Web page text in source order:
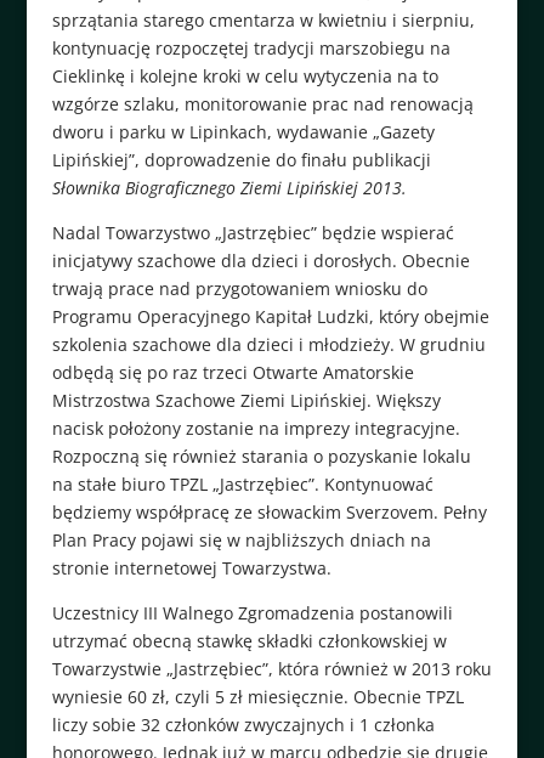
sprzątania starego cmentarza w kwietniu i sierpniu,
kontynuację rozpoczętej tradycji marszobiegu na
Cieklinkę i kolejne kroki w celu wytyczenia na to
wzgórze szlaku, monitorowanie prac nad renowacją
dworu i parku w Lipinkach, wydawanie „Gazety
Lipińskiej”, doprowadzenie do finału publikacji
Słownika Biograficznego Ziemi Lipińskiej 2013.
Nadal Towarzystwo „Jastrzębiec” będzie wspierać
inicjatywy szachowe dla dzieci i dorosłych. Obecnie
trwają prace nad przygotowaniem wniosku do
Programu Operacyjnego Kapitał Ludzki, który obejmie
szkolenia szachowe dla dzieci i młodzieży. W grudniu
odbędą się po raz trzeci Otwarte Amatorskie
Mistrzostwa Szachowe Ziemi Lipińskiej. Większy
nacisk położony zostanie na imprezy integracyjne.
Rozpoczną się również starania o pozyskanie lokalu
na stałe biuro TPZL „Jastrzębiec”. Kontynuować
będziemy współpracę ze słowackim Sverzovem. Pełny
Plan Pracy pojawi się w najbliższych dniach na
stronie internetowej Towarzystwa.
Uczestnicy III Walnego Zgromadzenia postanowili
utrzymać obecną stawkę składki członkowskiej w
Towarzystwie „Jastrzębiec”, która również w 2013 roku
wyniesie 60 zł, czyli 5 zł miesięcznie. Obecnie TPZL
liczy sobie 32 członków zwyczajnych i 1 członka
honorowego. Jednak już w marcu odbędzie się drugie